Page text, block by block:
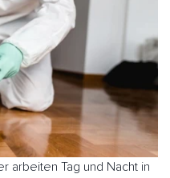
arbeiten Tag und Nacht in